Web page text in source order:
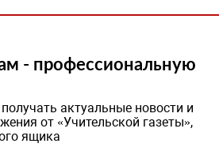
- профессиональную
актуальные новости и
от «Учительской газеты»,
ящика